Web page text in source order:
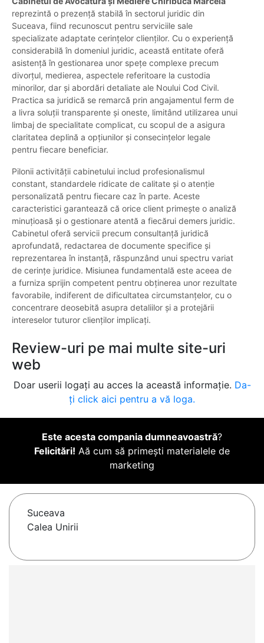
reprezintă o prezență stabilă în sectorul juridic din
Suceava, fiind recunoscut pentru serviciile sale
specializate adaptate cerințelor clienților. Cu o experiență
considerabilă în domeniul juridic, această entitate oferă
asistență în gestionarea unor spețe complexe precum
divorțul, medierea, aspectele referitoare la custodia
minorilor, dar și abordări detaliate ale Noului Cod Civil.
Practica sa juridică se remarcă prin angajamentul ferm de
a livra soluții transparente și oneste, limitând utilizarea unui
limbaj de specialitate complicat, cu scopul de a asigura
claritatea deplină a opțiunilor și consecințelor legale
pentru fiecare beneficiar.
Pilonii activității cabinetului includ profesionalismul
constant, standardele ridicate de calitate și o atenție
personalizată pentru fiecare caz în parte. Aceste
caracteristici garantează că orice client primește o analiză
minuțioasă și o gestionare atentă a fiecărui demers juridic.
Cabinetul oferă servicii precum consultanță juridică
aprofundată, redactarea de documente specifice și
reprezentarea în instanță, răspunzând unui spectru variat
de cerințe juridice. Misiunea fundamentală este aceea de
a furniza sprijin competent pentru obținerea unor rezultate
favorabile, indiferent de dificultatea circumstanțelor, cu o
concentrare deosebită asupra detaliilor și a protejării
intereselor tuturor clienților implicați.
Review-uri pe mai multe site-uri
web
Doar userii logați au acces la această informație. Da-
ți click aici pentru a vă loga.
Este acesta compania dumneavoastră?
Felicitări! Aă cum să primești materialele de
marketing
Suceava
Calea Unirii